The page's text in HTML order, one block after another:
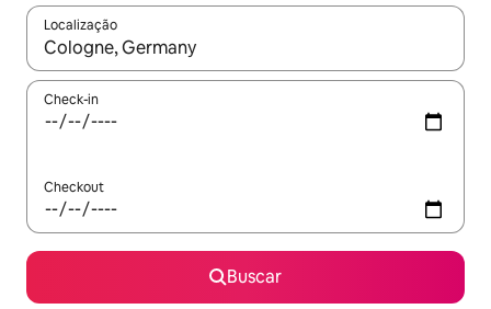
Localização
Quando os resultados estiverem disponíveis, explore-os
Check-in
Checkout
Buscar